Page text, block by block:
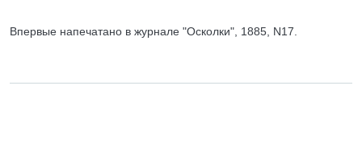
Впервые напечатано в журнале "Осколки", 1885, N17.